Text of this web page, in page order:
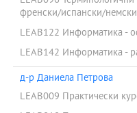
френски/испански/
LEAB122 Информатика -
LEAB142 Информатика -
д-р Даниела Петрова
LEAB009 Практически